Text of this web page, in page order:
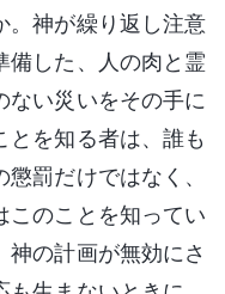
。神が繰り返し注意
備した、人の肉と霊
ない災いをその手に
とを知る者は、誰も
罰だけではなく、
このことを知ってい
の計画が無効にさ